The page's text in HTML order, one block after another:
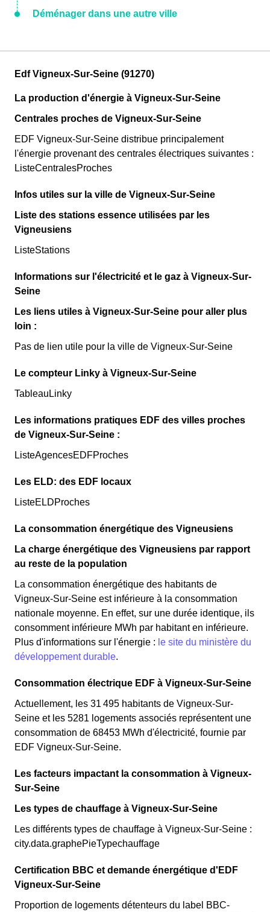
Déménager dans une autre ville
Edf Vigneux-Sur-Seine (91270)
La production d'énergie à Vigneux-Sur-Seine
Centrales proches de Vigneux-Sur-Seine
EDF Vigneux-Sur-Seine distribue principalement
l'énergie provenant des centrales électriques suivantes :
ListeCentralesProches
Infos utiles sur la ville de Vigneux-Sur-Seine
Liste des stations essence utilisées par les
Vigneusiens
ListeStations
Informations sur l'électricité et le gaz à Vigneux-Sur-
Seine
Les liens utiles à Vigneux-Sur-Seine pour aller plus
loin :
Pas de lien utile pour la ville de Vigneux-Sur-Seine
Le compteur Linky à Vigneux-Sur-Seine
TableauLinky
Les informations pratiques EDF des villes proches
de Vigneux-Sur-Seine :
ListeAgencesEDFProches
Les ELD: des EDF locaux
ListeELDProches
La consommation énergétique des Vigneusiens
La charge énergétique des Vigneusiens par rapport
au reste de la population
La consommation énergétique des habitants de
Vigneux-Sur-Seine est inférieure à la consommation
nationale moyenne. En effet, sur une durée identique, ils
consomment inférieure MWh par habitant en inférieure.
Plus d'informations sur l'énergie : le site du ministère du
développement durable.
Consommation électrique EDF à Vigneux-Sur-Seine
Actuellement, les 31 495 habitants de Vigneux-Sur-
Seine et les 5281 logements associés représentent une
consommation de 68453 MWh d'électricité, fournie par
EDF Vigneux-Sur-Seine.
Les facteurs impactant la consommation à Vigneux-
Sur-Seine
Les types de chauffage à Vigneux-Sur-Seine
Les différents types de chauffage à Vigneux-Sur-Seine :
city.data.graphePieTypechauffage
Certification BBC et demande énergétique d'EDF
Vigneux-Sur-Seine
Proportion de logements détenteurs du label BBC-